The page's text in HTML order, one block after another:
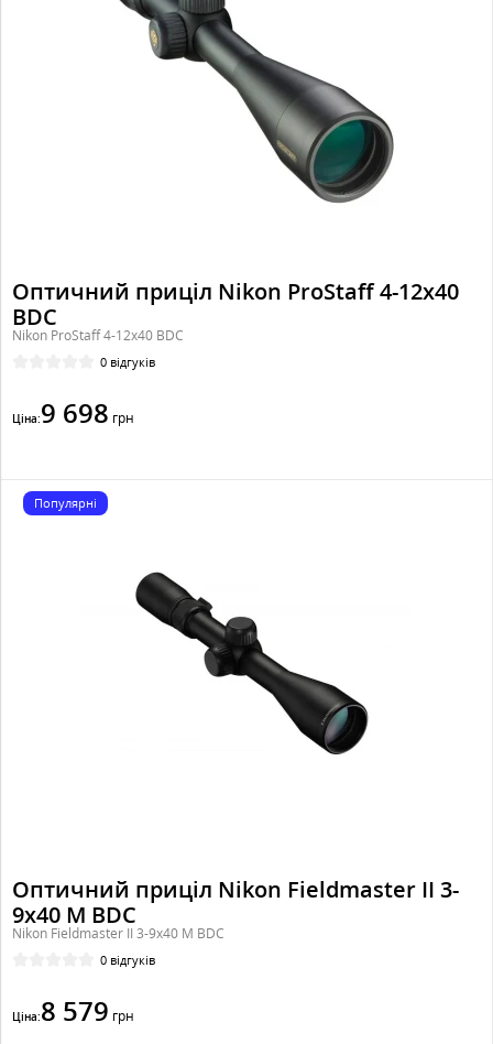
Оптичний приціл Nikon ProStaff 4-12x40
BDC
Nikon ProStaff 4-12x40 BDC
0 відгуків
Ціна:9 698 грн
Популярні
Оптичний приціл Nikon Fieldmaster II 3-
9x40 M BDC
Nikon Fieldmaster II 3-9x40 M BDC
0 відгуків
Ціна:8 579 грн